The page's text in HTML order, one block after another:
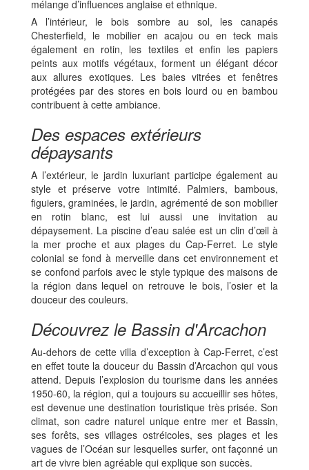
mélange d’influences anglaise et ethnique.
A l’intérieur, le bois sombre au sol, les canapés
Chesterfield, le mobilier en acajou ou en teck mais
également en rotin, les textiles et enfin les papiers
peints aux motifs végétaux, forment un élégant décor
aux allures exotiques. Les baies vitrées et fenêtres
protégées par des stores en bois lourd ou en bambou
contribuent à cette ambiance.
Des espaces extérieurs
dépaysants
A l’extérieur, le jardin luxuriant participe également au
style et préserve votre intimité. Palmiers, bambous,
figuiers, graminées, le jardin, agrémenté de son mobilier
en rotin blanc, est lui aussi une invitation au
dépaysement. La piscine d’eau salée est un clin d’œil à
la mer proche et aux plages du Cap-Ferret. Le style
colonial se fond à merveille dans cet environnement et
se confond parfois avec le style typique des maisons de
la région dans lequel on retrouve le bois, l’osier et la
douceur des couleurs.
Découvrez le Bassin d'Arcachon
Au-dehors de cette villa d’exception à Cap-Ferret, c’est
en effet toute la douceur du Bassin d’Arcachon qui vous
attend. Depuis l’explosion du tourisme dans les années
1950-60, la région, qui a toujours su accueillir ses hôtes,
est devenue une destination touristique très prisée. Son
climat, son cadre naturel unique entre mer et Bassin,
ses forêts, ses villages ostréicoles, ses plages et les
vagues de l’Océan sur lesquelles surfer, ont façonné un
art de vivre bien agréable qui explique son succès.